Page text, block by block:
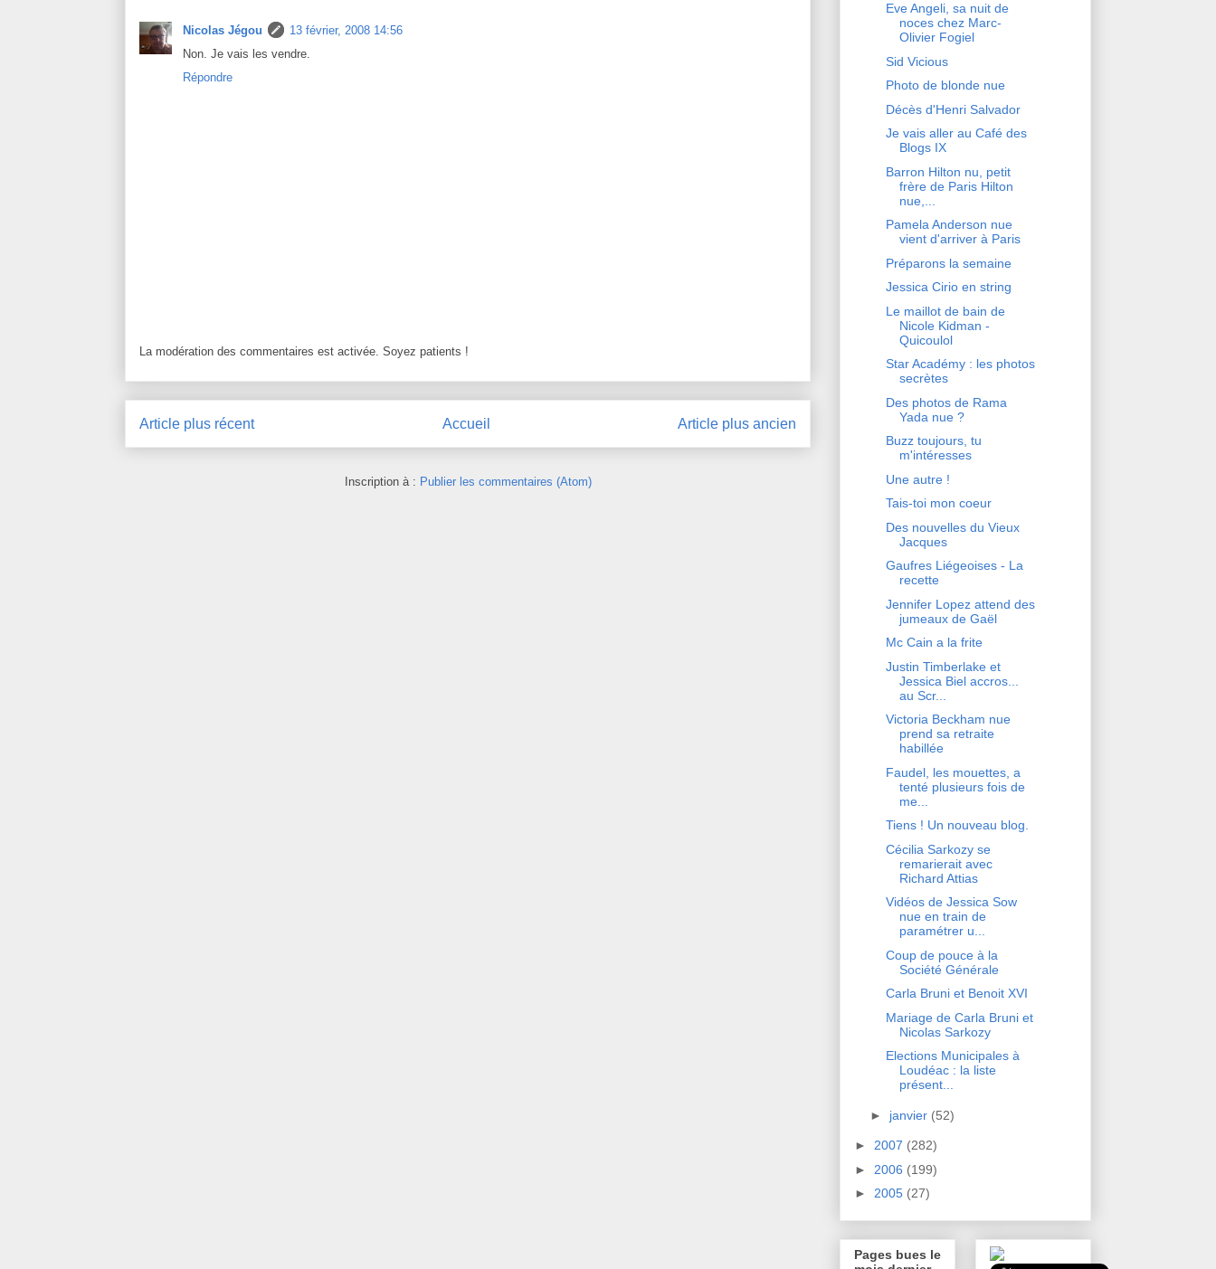
Nicolas Jégou
13 février, 2008 14:56
Non. Je vais les vendre.
Répondre
La modération des commentaires est activée. Soyez patients !
Article plus récent Article plus ancien
Accueil
Inscription à : Publier les commentaires (Atom)
Eve Angeli, sa nuit de
noces chez Marc-
Olivier Fogiel
Sid Vicious
Photo de blonde nue
Décès d'Henri Salvador
Je vais aller au Café des
Blogs IX
Barron Hilton nu, petit
frère de Paris Hilton
nue,...
Pamela Anderson nue
vient d'arriver à Paris
Préparons la semaine
Jessica Cirio en string
Le maillot de bain de
Nicole Kidman -
Quicoulol
Star Académy : les photos
secrètes
Des photos de Rama
Yada nue ?
Buzz toujours, tu
m'intéresses
Une autre !
Tais-toi mon coeur
Des nouvelles du Vieux
Jacques
Gaufres Liégeoises - La
recette
Jennifer Lopez attend des
jumeaux de Gaël
Mc Cain a la frite
Justin Timberlake et
Jessica Biel accros...
au Scr...
Victoria Beckham nue
prend sa retraite
habillée
Faudel, les mouettes, a
tenté plusieurs fois de
me...
Tiens ! Un nouveau blog.
Cécilia Sarkozy se
remarierait avec
Richard Attias
Vidéos de Jessica Sow
nue en train de
paramétrer u...
Coup de pouce à la
Société Générale
Carla Bruni et Benoit XVI
Mariage de Carla Bruni et
Nicolas Sarkozy
Elections Municipales à
Loudéac : la liste
présent...
► janvier (52)
► 2007 (282)
► 2006 (199)
► 2005 (27)
Pages bues le